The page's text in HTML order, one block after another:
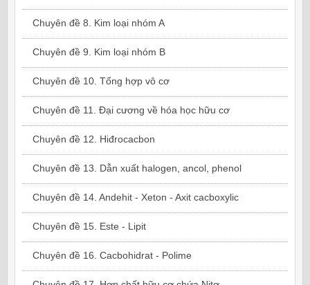
Chuyên đề 8. Kim loại nhóm A
Chuyên đề 9. Kim loại nhóm B
Chuyên đề 10. Tổng hợp vô cơ
Chuyên đề 11. Đại cương về hóa học hữu cơ
Chuyên đề 12. Hiđrocacbon
Chuyên đề 13. Dẫn xuất halogen, ancol, phenol
Chuyên đề 14. Andehit - Xeton - Axit cacboxylic
Chuyên đề 15. Este - Lipit
Chuyên đề 16. Cacbohidrat - Polime